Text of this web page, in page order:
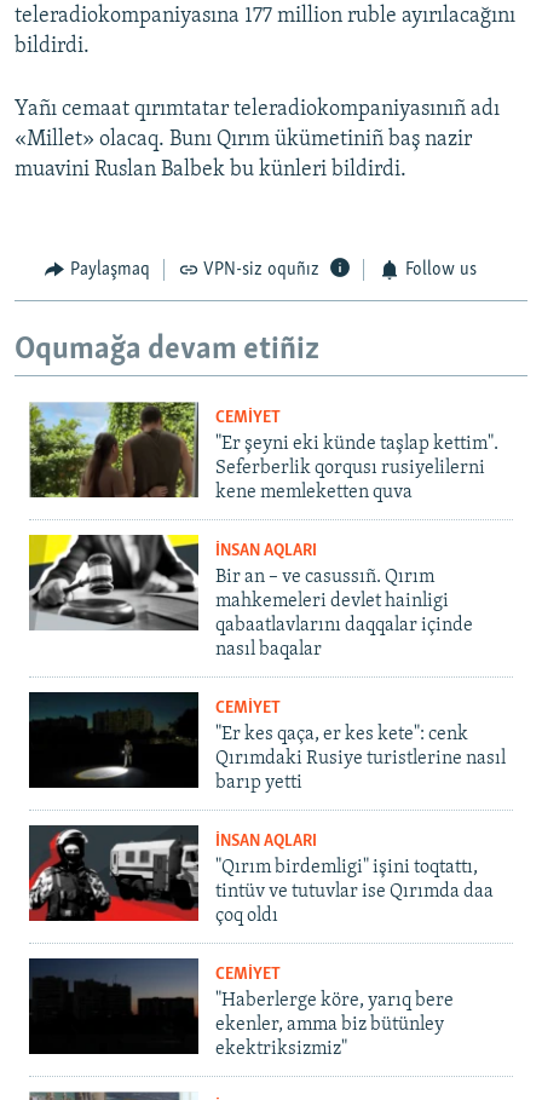
teleradiokompaniyasına 177 million ruble ayırılacağını
bildirdi.
Yañı cemaat qırımtatar teleradiokompaniyasınıñ adı
«Millet» olacaq. Bunı Qırım ükümetiniñ baş nazir
muavini Ruslan Balbek bu künleri bildirdi.
Paylaşmaq VPN-siz oquñız Follow us
Oqumağa devam etiñiz
CEMİYET
"Er şeyni eki künde taşlap kettim".
Seferberlik qorqusı rusiyelilerni
kene memleketten quva
İNSAN AQLARI
Bir an – ve casussıñ. Qırım
mahkemeleri devlet hainligi
qabaatlavlarını daqqalar içinde
nasıl baqalar
CEMİYET
"Er kes qaça, er kes kete": cenk
Qırımdaki Rusiye turistlerine nasıl
barıp yetti
İNSAN AQLARI
"Qırım birdemligi" işini toqtattı,
tintüv ve tutuvlar ise Qırımda daa
çoq oldı
CEMİYET
"Haberlerge köre, yarıq bere
ekenler, amma biz bütünley
ekektriksizmiz"